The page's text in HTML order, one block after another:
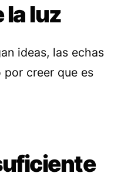
la luz
ideas, las echas
creer que es